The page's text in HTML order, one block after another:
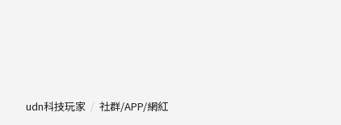
udn科技玩家 社群/APP/網紅